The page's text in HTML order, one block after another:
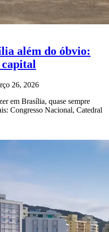
além do óbvio:
26, 2026
em Brasília, quase sempre
Congresso Nacional, Catedral